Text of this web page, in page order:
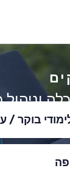
וניהול
בוקר /